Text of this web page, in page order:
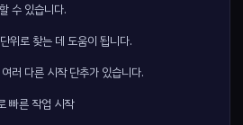
수 있습니다.
위로 찾는 데 도움이 됩니다.
러 다른 시작 단추가 있습니다.
빠른 작업 시작